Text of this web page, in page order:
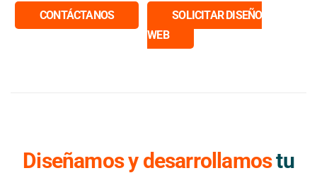
CONTÁCTANOS
SOLICITAR DISEÑO
WEB
Diseñamos y desarrollamostu